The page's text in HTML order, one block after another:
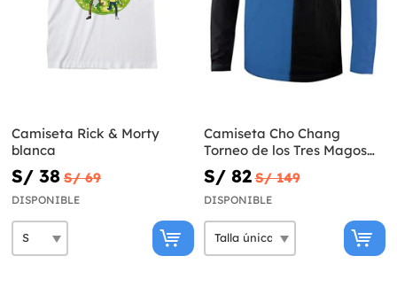
Camiseta Rick & Morty
blanca
S/ 38 S/ 69
DISPONIBLE
Camiseta Cho Chang
Torneo de los Tres Magos
para niños - Harry Potter
S/ 82 S/ 149
DISPONIBLE